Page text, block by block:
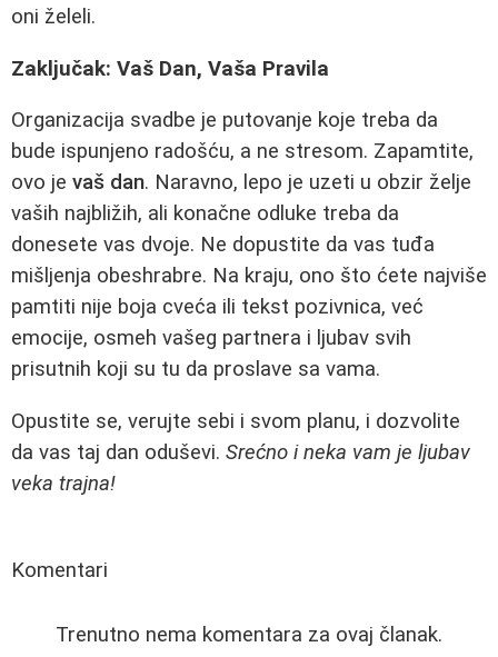
oni želeli.
Zaključak: Vaš Dan, Vaša Pravila
Organizacija svadbe je putovanje koje treba da
bude ispunjeno radošću, a ne stresom. Zapamtite,
ovo je vaš dan. Naravno, lepo je uzeti u obzir želje
vaših najbližih, ali konačne odluke treba da
donesete vas dvoje. Ne dopustite da vas tuđa
mišljenja obeshrabre. Na kraju, ono što ćete najviše
pamtiti nije boja cveća ili tekst pozivnica, već
emocije, osmeh vašeg partnera i ljubav svih
prisutnih koji su tu da proslave sa vama.
Opustite se, verujte sebi i svom planu, i dozvolite
da vas taj dan oduševi. Srećno i neka vam je ljubav
veka trajna!
Komentari
Trenutno nema komentara za ovaj članak.